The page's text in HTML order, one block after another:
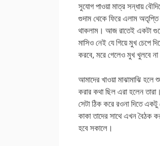
সুযোগ পাওয়া মাত্র সন্ধায়
গুদাম থেকে ফিরে এলাম
থাকলাম। আজ রাতেই একটা
মাসিও নেই যে গিয়ে মুখ চেপে
করবে, মরে গেলেও মুখ খুলবে
আমাদের খাওয়া মাঝামাঝি
করার কথা ছিল এরা হলেন
সেটা ঠিক করে রওনা দিতে
কাকা তাদের সাথে এখন বৈঠক
হবে সকালে।